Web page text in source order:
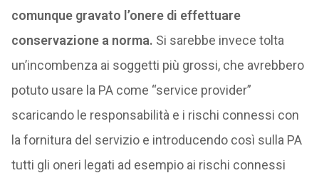
comunque gravato l’onere di effettuare
conservazione a norma. Si sarebbe invece tolta
un’incombenza ai soggetti più grossi, che avrebbero
potuto usare la PA come “service provider”
scaricando le responsabilità e i rischi connessi con
la fornitura del servizio e introducendo così sulla PA
tutti gli oneri legati ad esempio ai rischi connessi